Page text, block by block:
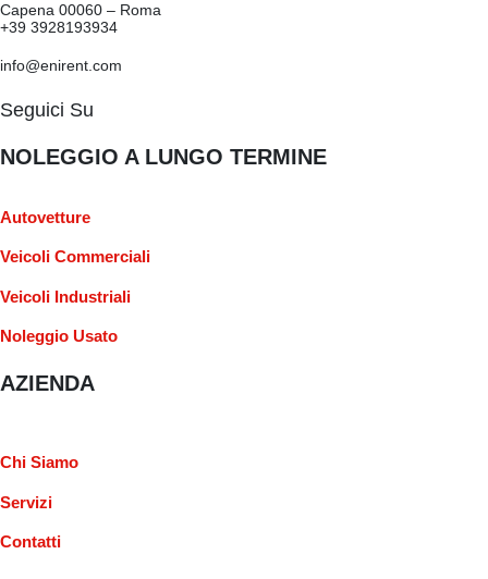
Capena 00060 – Roma
+39 3928193934
info@enirent.com
Seguici Su
NOLEGGIO A LUNGO TERMINE
Autovetture
Veicoli Commerciali
Veicoli Industriali
Noleggio Usato
AZIENDA
Chi Siamo
Servizi
Contatti